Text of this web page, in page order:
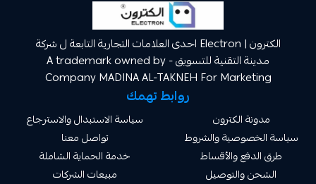
الكترون | Electron احدى العلامات التجارية التابعة ل شركة
مدينة التقنية للتسويق A trademark owned by -
Company MADINA AL-TAKNEH For
روابط تهمك
والشروط
والأقساط
والتوصيل
سياسة الاستبدال والاسترجاع
خدمة الحماية الشاملة
مبيعات الشركات